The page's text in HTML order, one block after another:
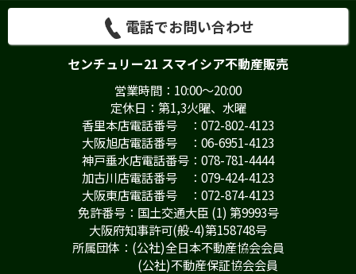
電話でお問い合わせ
センチュリー21 スマイシア不動産販売
営業時間：10:00～20:00
定休日：第1,3火曜、水曜
香里本店電話番号 ：072-802-4123
大阪旭店電話番号 ：06-6951-4123
神戸垂水店電話番号：078-781-4444
加古川店電話番号 ：079-424-4123
大阪東店電話番号 ：072-874-4123
免許番号：国土交通大臣 (1) 第9993号
大阪府知事許可(般-4)第158748号
所属団体：(公社)全日本不動産協会会員
(公社)不動産保証協会会員